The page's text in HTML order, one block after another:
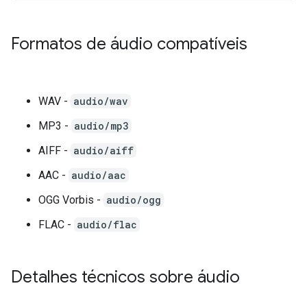
Formatos de áudio compatíveis
WAV - audio/wav
MP3 - audio/mp3
AIFF - audio/aiff
AAC - audio/aac
OGG Vorbis - audio/ogg
FLAC - audio/flac
Detalhes técnicos sobre áudio